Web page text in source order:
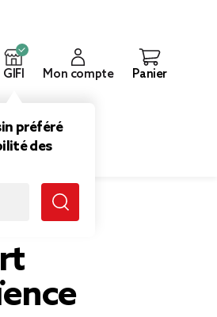
GIFI
préféré
des
Mon compte Panier